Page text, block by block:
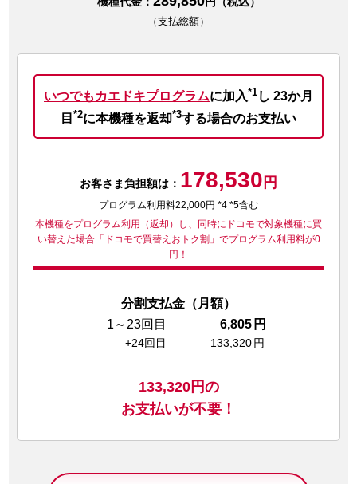
（支払総額）
いつでもカエドキプログラムに加入*1 し 23か月
目 *2に本機種を返却*3する場合のお支払い
お客さま負担額は： 178,530 円
プログラム利用料22,000円 *4 *5含む
本機種をプログラム利用（返却）し、同時にドコモで対象機種に買
い替えた場合「ドコモで買替えおトク割」でプログラム利用料が0
円！
分割支払金（月額）
1～23回目
6,805 円
+24回目 133,320 円
133,320円の
お支払いが不要！